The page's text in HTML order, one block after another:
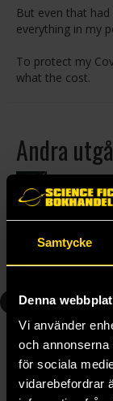
Samtycke
Denna
Vi använder
och
för sociala
vidarebefordrar
But even that
everything in my
To protect my
what the cost.
Andra
Pocket
189 kr